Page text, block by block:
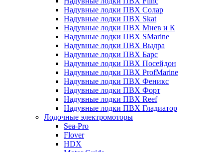
Надувные лодки ПВХ Солар
Надувные лодки ПВХ Skat
Надувные лодки ПВХ Мнев и К
Надувные лодки ПВХ SMarine
Надувные лодки ПВХ Выдра
Надувные лодки ПВХ Барс
Надувные лодки ПВХ Посейдон
Надувные лодки ПВХ ProfMarine
Надувные лодки ПВХ Феникс
Надувные лодки ПВХ Форт
Надувные лодки ПВХ Reef
Надувные лодки ПВХ Гладиатор
Лодочные электромоторы
Sea-Pro
Flover
HDX